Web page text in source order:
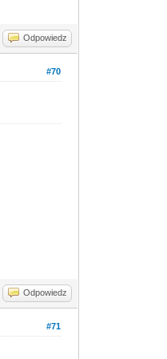
Odpowiedz
#70
Odpowiedz
#71